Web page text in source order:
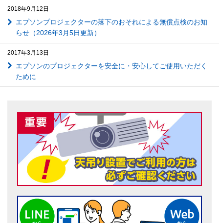
2018年9月12日
エプソンプロジェクターの落下のおそれによる無償点検のお知
らせ（2026年3月5日更新）
2017年3月13日
エプソンのプロジェクターを安全に・安心してご使用いただく
ために